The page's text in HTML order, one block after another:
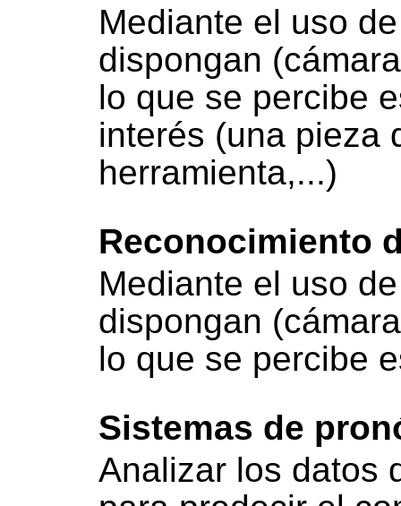
Mediante el uso
dispongan
lo que se percibe
interés (una pieza
herramienta,...)
Reconocimiento
Mediante el uso
dispongan
lo que se percibe
Sistemas de
Analizar los datos